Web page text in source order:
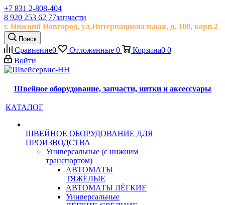
+7 831 2-808-404
8 920 253 62 77запчасти
г. Нижний Новгород, ул.Интернациональная, д. 100, корп.2
Поиск
Сравнение0 Отложенные 0 Корзина0 0
Войти
Швейное оборудование, запчасти, нитки и аксессуары
КАТАЛОГ
ШВЕЙНОЕ ОБОРУДОВАНИЕ ДЛЯ
ПРОИЗВОДСТВА
Универсальные (с нижним
транспортом)
АВТОМАТЫ
ТЯЖЁЛЫЕ
АВТОМАТЫ ЛЁГКИЕ
Универсальные